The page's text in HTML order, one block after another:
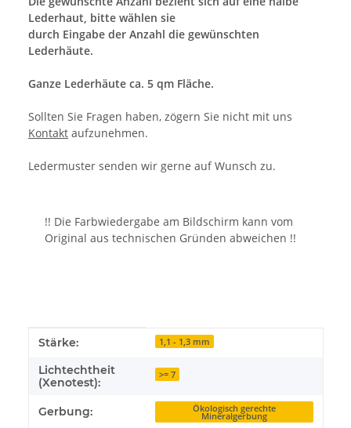
Lederhaut, bitte wählen sie
durch Eingabe der Anzahl die gewünschten
Lederhäute.
Ganze Lederhäute ca. 5 qm Fläche.
Sollten Sie Fragen haben, zögern Sie nicht mit uns
Kontakt aufzunehmen.
Ledermuster senden wir gerne auf Wunsch zu.
!! Die Farbwiedergabe am Bildschirm kann vom
Original aus technischen Gründen abweichen !!
Produkteigenschaft
Wert
Stärke: 1,1 - 1,3 mm
Lichtechtheit
(Xenotest):
>= 7
Gerbung: Ökologisch gerechte
Mineralgerbung